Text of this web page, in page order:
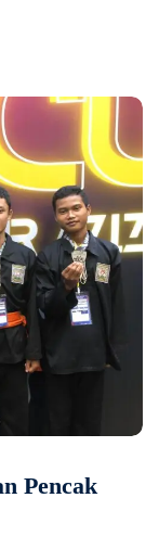
Pencak